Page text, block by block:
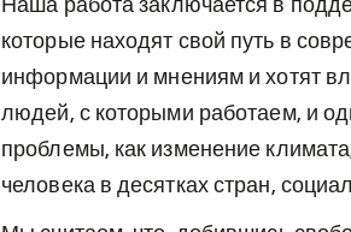
которые находят свой путь в
информации и мнениям и хотят
людей, с которыми работаем, и
проблемы, как изменение
человека в десятках стран,